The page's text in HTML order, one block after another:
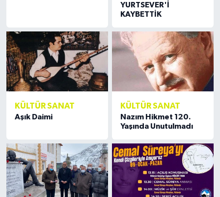
YURTSEVER'İ
KAYBETTİK
KÜLTÜR SANAT
Aşık Daimi
KÜLTÜR SANAT
Nazım Hikmet 120.
Yaşında Unutulmadı